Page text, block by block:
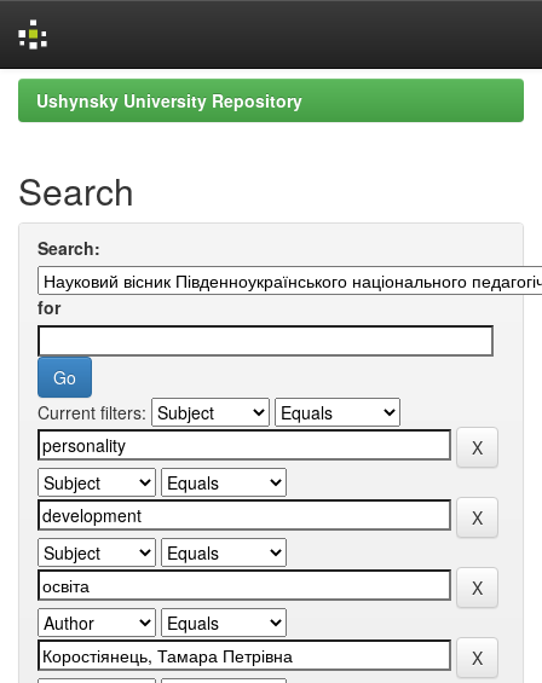
Skip
navigation
Ushynsky University Repository
Search
Search:
for
Current filters: